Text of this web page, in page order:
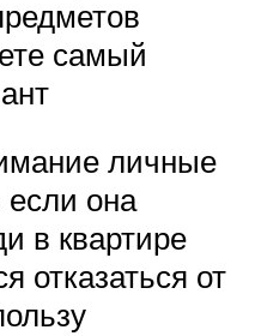
самый
личные
она
в квартире
отказаться от